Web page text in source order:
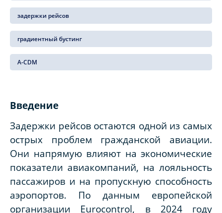
задержки рейсов
градиентный бустинг
A-CDM
Введение
Задержки рейсов остаются одной из самых
острых проблем гражданской авиации.
Они напрямую влияют на экономические
показатели авиакомпаний, на лояльность
пассажиров и на пропускную способность
аэропортов. По данным европейской
организации Eurocontrol, в 2024 году